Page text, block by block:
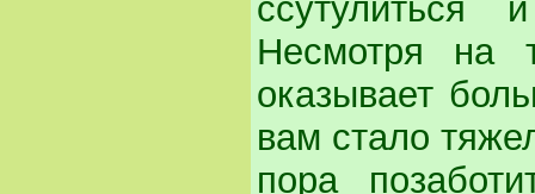
ссутулиться
Несмотря на
оказывает
вам стало
пора